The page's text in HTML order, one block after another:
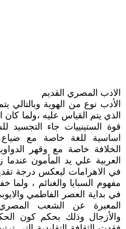
الادب المصري القديم
الأدب نوع من الهوية وبالتالي
الذي يتم القياس عليه ،ولما
قوة الستينييات جاء التجسيد
اساسية للغة خاصة مع
الخلافة خاصة مع وقهر
العربية علي يد المأمون
في الاهرامات ليعكس درجة
مفهوم السبايا والغنائم ،
في بداية العصر الفاطمي
المعبرة عن الشعب
والأزجال وذلك بحكم كون